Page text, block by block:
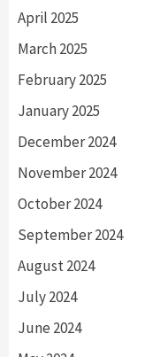
April 2025
March 2025
February 2025
January 2025
December 2024
November 2024
October 2024
September 2024
August 2024
July 2024
June 2024